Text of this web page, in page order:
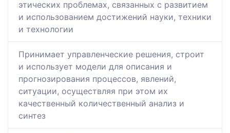
этических проблемах, связанных с развитием
и использованием достижений науки, техники
и технологии
Принимает управленческие решения, строит
и использует модели для описания и
прогнозирования процессов, явлений,
ситуации, осуществляя при этом их
качественный количественный анализ и
синтез